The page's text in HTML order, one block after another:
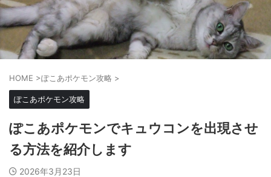
HOME >ぽこあポケモン攻略 >
ぽこあポケモン攻略
ぽこあポケモンでキュウコンを出現させ
る方法を紹介します
2026年3月23日